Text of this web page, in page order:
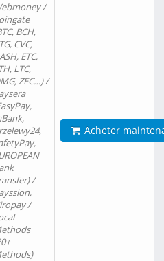
/
BCH,
CVC,
ETC,
LTC,
ZEC…) /
/
/
Acheter